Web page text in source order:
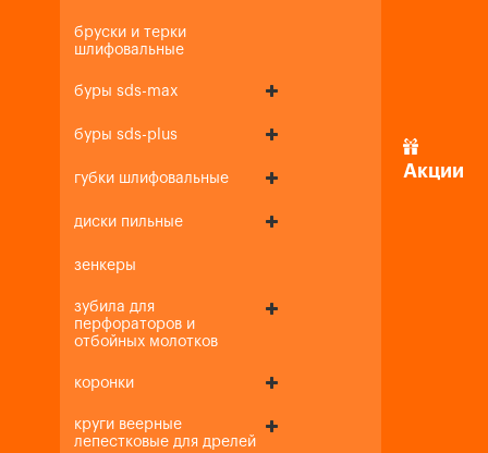
бруски и терки
шлифовальные
буры sds-max
буры sds-plus
губки шлифовальные
диски пильные
зенкеры
зубила для
перфораторов и
отбойных молотков
коронки
круги веерные
лепестковые для дрелей
Акции